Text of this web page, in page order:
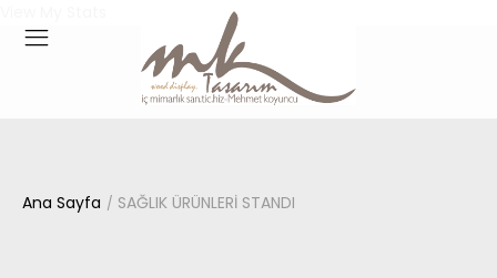
Ana Sayfa SAĞLIK ÜRÜNLERİ STANDI